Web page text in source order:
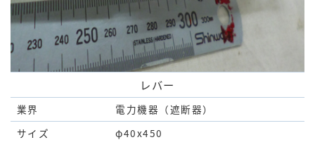
レバー
業界
電力機器（遮断器）
サイズ
φ40x450